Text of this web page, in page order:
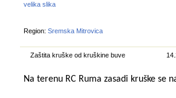
velika slika
Region: Sremska Mitrovica
Zaštita kruške od kruškine buve
Na terenu RC Ruma zasadi kruške se